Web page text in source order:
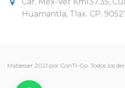
Huamantla, Tlax. CP.
Mabesser 2021 por ConTI-Go. Todos los